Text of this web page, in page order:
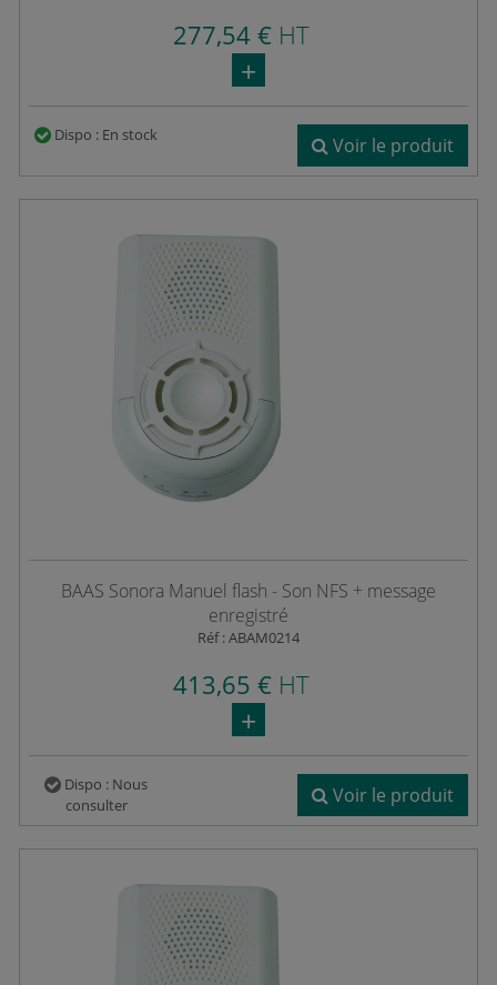
277,54 € HT
Dispo : En stock Voir le produit
BAAS Sonora Manuel flash - Son NFS + message
enregistré
Réf : ABAM0214
413,65 € HT
Dispo : Nous
consulter
Voir le produit